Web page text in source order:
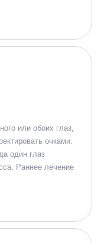
или обоих глаз,
очками.
один глаз
Раннее лечение